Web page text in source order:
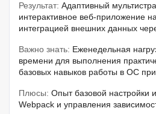
Результат: Адаптивный
интерактивное веб-приложение
интеграцией внешних данных
Важно знать: Еженедельная
времени для выполнения
базовых навыков работы в ОС
Плюсы: Опыт базовой настройки
Webpack и управления